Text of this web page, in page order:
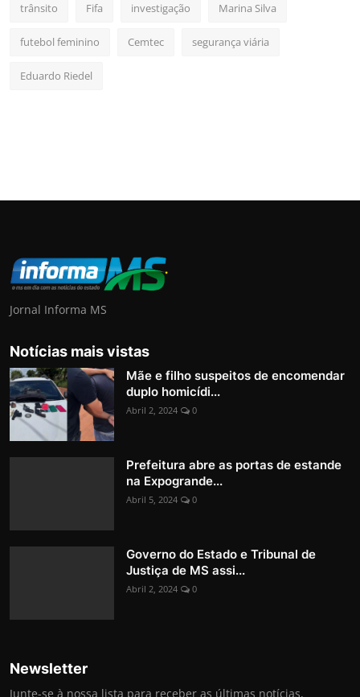
trânsito Fifa investigação Marina Silva
futebol feminino Cemtec segurança viária
Eduardo Riedel
Jornal Informa MS
Notícias mais vistas
Mãe e filho suspeitos de encomendar
duplo homicídi...
Abril 2, 2024 0
Prefeitura abre as portas de estande
na Expogrande...
Abril 5, 2024 0
Governo do Estado e Tribunal de
Justiça de MS assi...
Abril 2, 2024 0
Newsletter
Junte-se à nossa lista para receber as últimas notícias,